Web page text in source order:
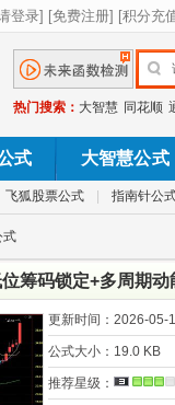
热门搜索： 大智慧 同花顺
式 大智慧公式
飞狐股票公式 指南针公
式
筹码锁定+多周期
更新时间： 2026-05-
公式大小： 19.0 KB
推荐星级：